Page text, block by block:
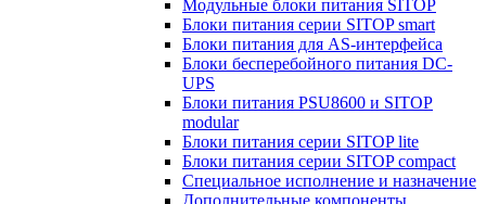
Модульные блоки питания SITOP
Блоки питания серии SITOP smart
Блоки питания для AS-интерфейса
Блоки бесперебойного питания DC-
UPS
Блоки питания PSU8600 и SITOP
modular
Блоки питания серии SITOP lite
Блоки питания серии SITOP compact
Специальное исполнение и назначение
Дополнительные компоненты